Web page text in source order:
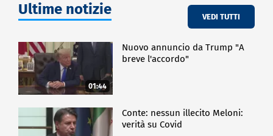
Ultime notizie VEDI TUTTI
01:44
Nuovo annuncio da Trump "A
breve l'accordo"
Conte: nessun illecito Meloni:
verità su Covid